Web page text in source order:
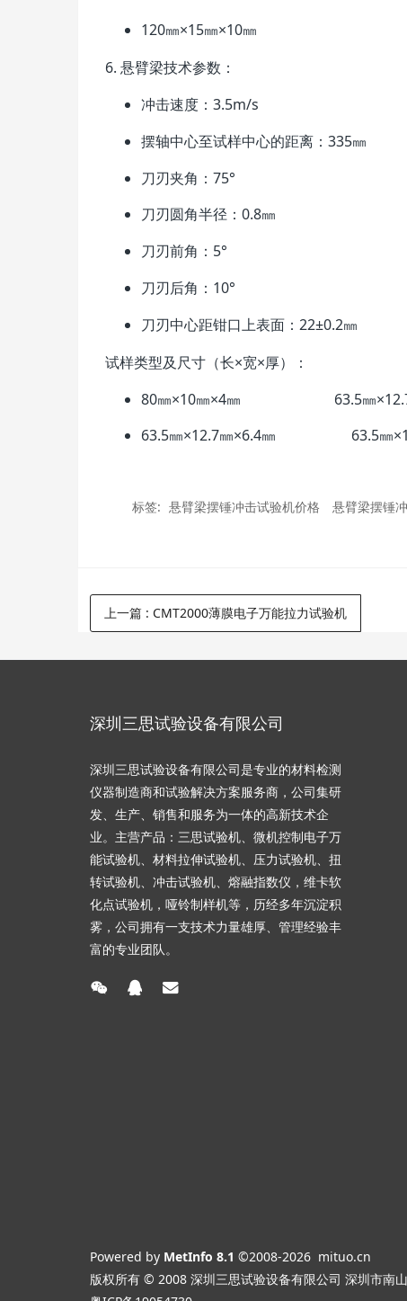
120㎜×15㎜×10㎜
6. 悬臂梁技术参数：
冲击速度：3.5m/s
摆轴中心至试样中心的距离：335㎜
刀刃夹角：75°
刀刃圆角半径：0.8㎜
刀刃前角：5°
刀刃后角：10°
刀刃中心距钳口上表面：22±0.2㎜
试样类型及尺寸（长×宽×厚）：
80㎜×10㎜×4㎜ 63.5㎜×12.7
63.5㎜×12.7㎜×6.4㎜ 63.5㎜
标签: 悬臂梁摆锤冲击试验机价格 悬臂梁摆锤
上一篇 : CMT2000薄膜电子万能拉力试验机
深圳三思试验设备有限公司
深圳三思试验设备有限公司是专业的材料检测
仪器制造商和试验解决方案服务商，公司集研
发、生产、销售和服务为一体的高新技术企
业。主营产品：三思试验机、微机控制电子万
能试验机、材料拉伸试验机、压力试验机、扭
转试验机、冲击试验机、熔融指数仪，维卡软
化点试验机，哑铃制样机等，历经多年沉淀积
雾，公司拥有一支技术力量雄厚、管理经验丰
富的专业团队。
Powered by MetInfo 8.1 ©2008-2026 mituo.cn
版权所有 © 2008 深圳三思试验设备有限公司 深圳市南